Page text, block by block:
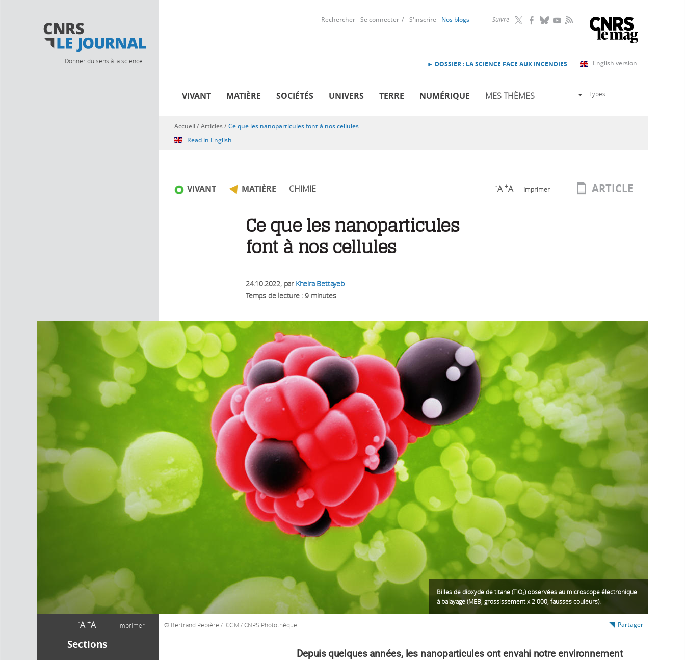
Donner du sens à la science
Suivre RSS
Rechercher Se connecter S'inscrire Nos blogs
English version
► DOSSIER : LA SCIENCE FACE AUX INCENDIES
VIVANT MATIÈRE SOCIÉTÉS UNIVERS TERRE NUMÉRIQUE MES THÈMES Types
-A +A Imprimer
Sections
Vous êtes ici
Accueil/Articles/Ce que les nanoparticules font à nos cellules
Read in English
VIVANT MATIÈRE CHIMIE -A +A Imprimer ARTICLE
Ce que les nanoparticules
font à nos cellules
24.10.2022, par Kheira Bettayeb
Temps de lecture : 9 minutes
Billes de dioxyde de titane (TiO₂) observées au microscope électronique
à balayage (MEB, grossissement x 2 000, fausses couleurs).
Bertrand Rebière / ICGM / CNRS Photothèque Partager
Depuis quelques années, les nanoparticules ont envahi notre environnement